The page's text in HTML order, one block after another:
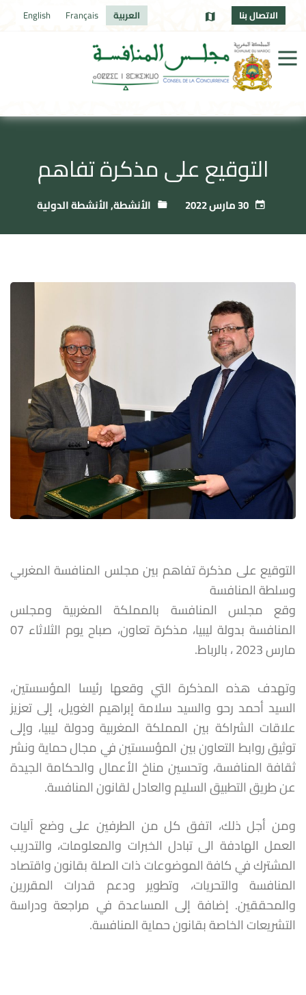
الاتصال بنا العربية Français
English
التوقيع على مذكرة تفاهم
30 مارس 2022 الأنشطة,الأنشطة الدولية
التوقيع على مذكرة تفاهم بين مجلس المنافسة المغربي
وسلطة المنافسة
وقع مجلس المنافسة بالمملكة المغربية ومجلس
المنافسة بدولة ليبيا، مذكرة تعاون، صباح يوم الثلاثاء 07
مارس 2023 ، بالرباط.
وتهدف هذه المذكرة التي وقعها رئيسا المؤسستين،
السيد أحمد رحو والسيد سلامة إبراهيم الغويل، إلى تعزيز
علاقات الشراكة بين المملكة المغربية ودولة ليبيا، وإلى
توثيق روابط التعاون بين المؤسستين في مجال حماية ونشر
ثقافة المنافسة، وتحسين مناخ الأعمال والحكامة الجيدة
عن طريق التطبيق السليم والعادل لقانون المنافسة.
ومن أجل ذلك، اتفق كل من الطرفين على وضع آليات
العمل الهادفة الى تبادل الخبرات والمعلومات، والتدريب
المشترك في كافة الموضوعات ذات الصلة بقانون واقتصاد
المنافسة والتحريات، وتطوير ودعم قدرات المقررين
والمحققين. إضافة إلى المساعدة في مراجعة ودراسة
التشريعات الخاصة بقانون حماية المنافسة.